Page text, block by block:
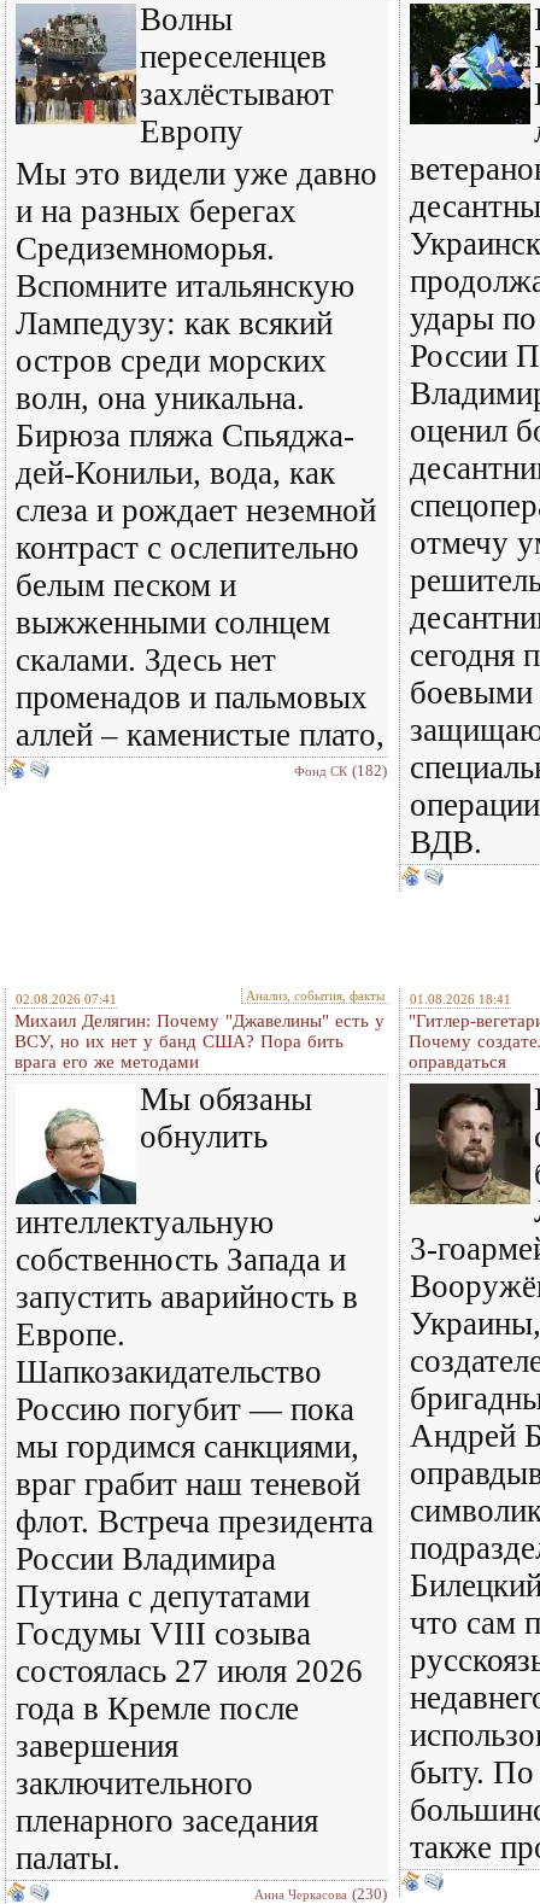
Волны
переселенцев
захлёстывают
Европу
Мы это видели уже давно
и на разных берегах
Средиземноморья.
Вспомните итальянскую
Лампедузу: как всякий
остров среди морских
волн, она уникальна.
Бирюза пляжа Спьяджа-
дей-Конильи, вода, как
слеза и рождает неземной
контраст с ослепительно
белым песком и
выжженными солнцем
скалами. Здесь нет
променадов и пальмовых
аллей – каменистые плато,
Фонд СК (182)
удары
России
оценил
отмечу
сегодня
ВДВ.
02.08.2026 07:41 Анализ, события, факты
Михаил Делягин: Почему "Джавелины" есть у
ВСУ, но их нет у банд США? Пора бить
врага его же методами
Мы обязаны
обнулить
интеллектуальную
собственность Запада и
запустить аварийность в
Европе.
Шапкозакидательство
Россию погубит — пока
мы гордимся санкциями,
враг грабит наш теневой
флот. Встреча президента
России Владимира
Путина с депутатами
Госдумы VIII созыва
состоялась 27 июля 2026
года в Кремле после
завершения
заключительного
пленарного заседания
палаты.
Анна Черкасова (230)
01.08.2026 18:41
"Гитлер-
Почему
оправдаться
3-
Андрей
что сам
быту. По
также